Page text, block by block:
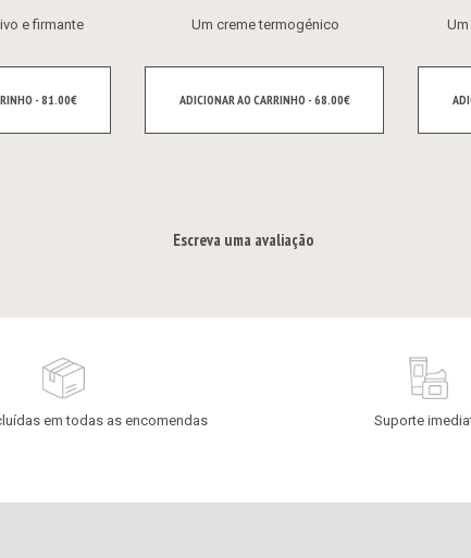
e firmante
- 81.00€
Um creme termogénico
ADICIONAR AO CARRINHO - 68.00€
Escreva uma avaliação
em todas as encomendas Suporte